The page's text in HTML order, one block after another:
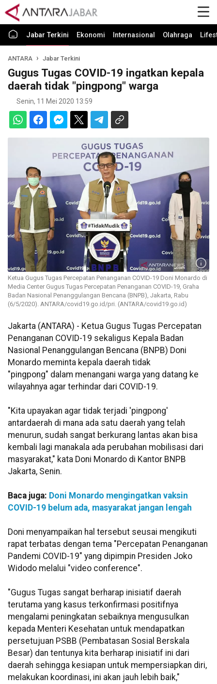
Jabar Terkini Ekonomi Internasional Olahraga
ANTARA Jabar Terkini
Gugus Tugas COVID-19 ingatkan kepala
daerah tidak "pingpong" warga
Senin, 11 Mei 2020 13:59
Ketua Gugus Tugas Percepatan Penanganan COVID-19 Doni Monardo di
Media Center Gugus Tugas Percepatan Penanganan COVID-19, Graha
Badan Nasional Penanggulangan Bencana (BNPB), Jakarta, Rabu
(6/5/2020). ANTARA/covid19.go.id/pri. (ANTARA/covid19.go.id)
Jakarta (ANTARA) - Ketua Gugus Tugas Percepatan
Penanganan COVID-19 sekaligus Kepala Badan
Nasional Penanggulangan Bencana (BNPB) Doni
Monardo meminta kepala daerah tidak
"pingpong" dalam menangani warga yang datang ke
wilayahnya agar terhindar dari COVID-19.
"Kita upayakan agar tidak terjadi 'pingpong'
antardaerah di mana ada satu daerah yang telah
menurun, sudah sangat berkurang lantas akan bisa
kembali lagi manakala ada perubahan mobilisasi dari
masyarakat," kata Doni Monardo di Kantor BNPB
Jakarta, Senin.
Baca juga: Doni Monardo mengingatkan vaksin
COVID-19 belum ada, masyarakat jangan lengah
Doni menyampaikan hal tersebut seusai mengikuti
rapat terbatas dengan tema "Percepatan Penanganan
Pandemi COVID-19" yang dipimpin Presiden Joko
Widodo melalui "video conference".
"Gugus Tugas sangat berharap inisiatif daerah
terutama yang kasus terkonfirmasi positifnya
mengalami peningkatan sebaiknya mengusulkan
kepada Menteri Kesehatan untuk mendapatkan
persetujuan PSBB (Pembatasan Sosial Berskala
Besar) dan tentunya kita berharap inisiatif ini dari
daerah sehingga kesiapan untuk mempersiapkan diri,
melakukan koordinasi, ini akan jauh lebih baik,"